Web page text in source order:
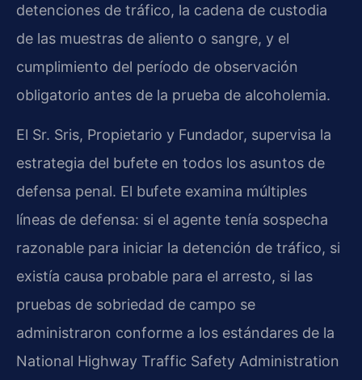
detenciones de tráfico, la cadena de custodia
de las muestras de aliento o sangre, y el
cumplimiento del período de observación
obligatorio antes de la prueba de alcoholemia.
El Sr. Sris, Propietario y Fundador, supervisa la
estrategia del bufete en todos los asuntos de
defensa penal. El bufete examina múltiples
líneas de defensa: si el agente tenía sospecha
razonable para iniciar la detención de tráfico, si
existía causa probable para el arresto, si las
pruebas de sobriedad de campo se
administraron conforme a los estándares de la
National Highway Traffic Safety Administration